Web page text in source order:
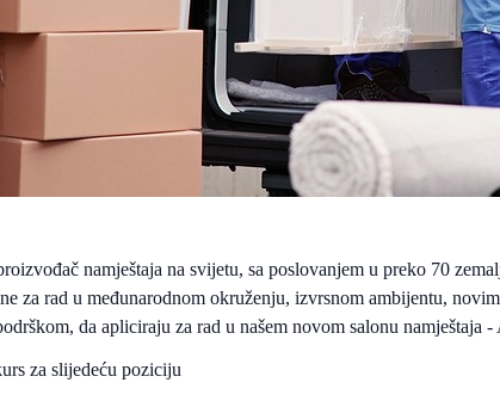
namještaja na svijetu, sa poslovanjem u preko 70
za rad u međunarodnom okruženju, izvrsnom ambijentu,
da apliciraju za rad u našem novom salonu namještaja
za slijedeću poziciju